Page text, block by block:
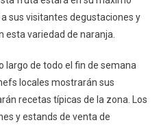
sus visitantes degustaciones y
esta variedad de naranja.
largo de todo el fin de semana
locales mostrarán sus
recetas típicas de la zona. Los
y estands de venta de